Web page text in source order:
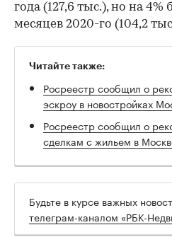
года (127,6 тыс.), но на 4%
месяцев 2020-го (104,2
Читайте также:
Росреестр сообщил о
эскроу в новостройках
Росреестр сообщил о
сделкам с жильем в
Будьте в курсе важных
телеграм-каналом «РБК-